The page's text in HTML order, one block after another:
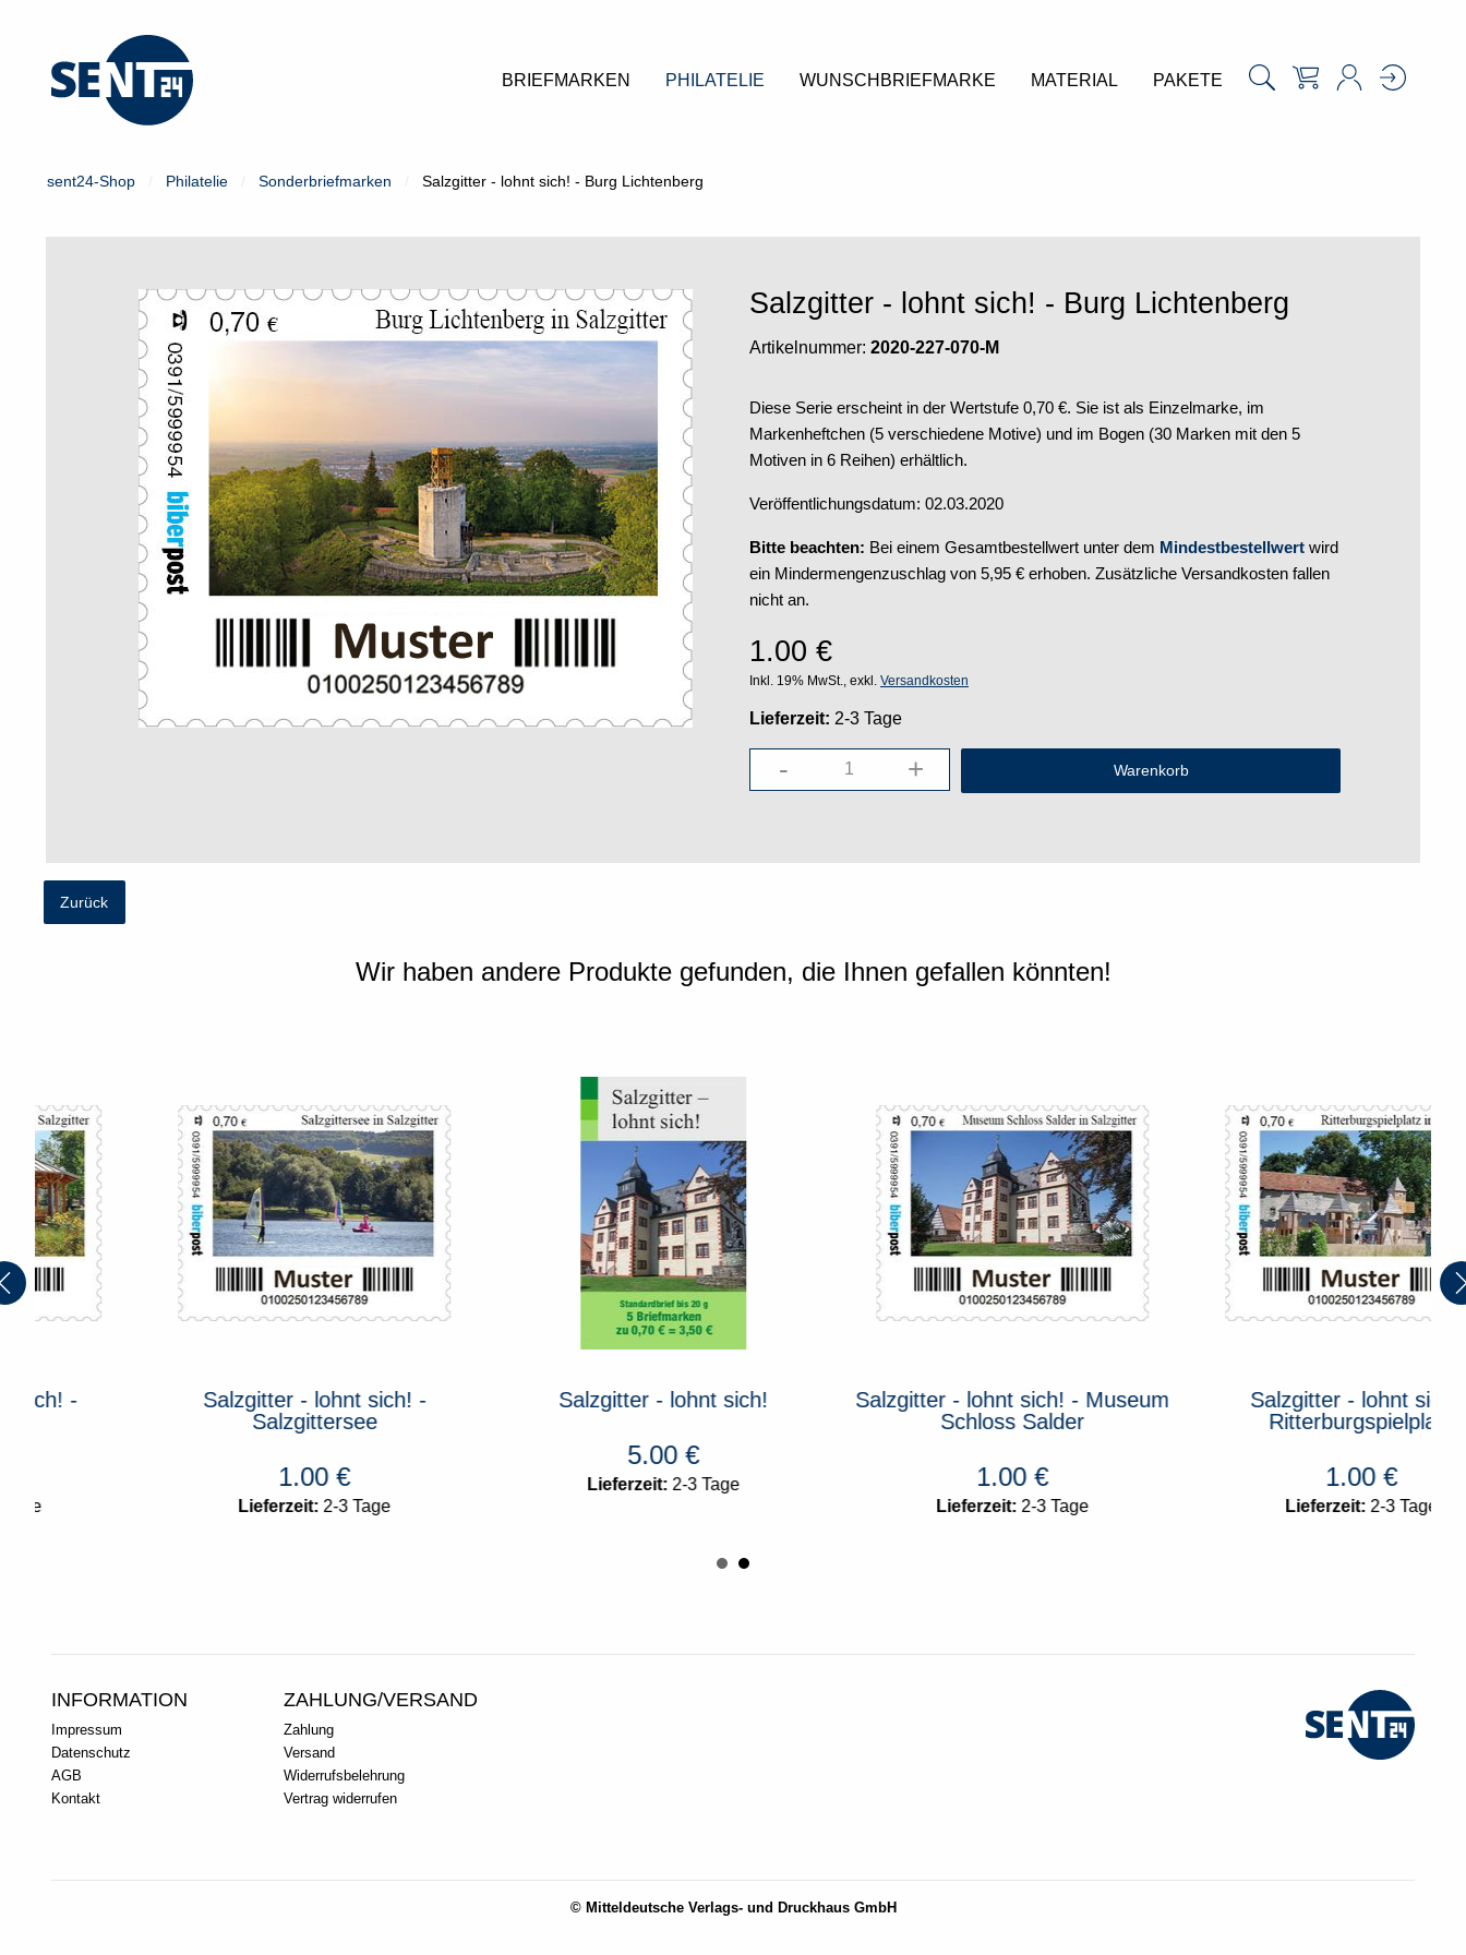
BRIEFMARKEN PHILATELIE WUNSCHBRIEFMARKE MATERIAL PAKETE
sent24-Shop Philatelie Sonderbriefmarken Salzgitter - lohnt sich! - Burg Lichtenberg
Salzgitter - lohnt sich! - Burg Lichtenberg
Artikelnummer: 2020-227-070-M
Diese Serie erscheint in der Wertstufe 0,70 €. Sie ist als Einzelmarke, im
Markenheftchen (5 verschiedene Motive) und im Bogen (30 Marken mit den 5
Motiven in 6 Reihen) erhältlich.
Veröffentlichungsdatum: 02.03.2020
Bitte beachten: Bei einem Gesamtbestellwert unter dem Mindestbestellwert wird
ein Mindermengenzuschlag von 5,95 € erhoben. Zusätzliche Versandkosten fallen
nicht an.
1.00 €
Inkl. 19% MwSt., exkl. Versandkosten
Lieferzeit: 2-3 Tage
- +
Zurück
Wir haben andere Produkte gefunden, die Ihnen gefallen könnten!
Salzgitter - lohnt sich! -
Salzgittersee
2-3 Tage
Salzgitter - lohnt sich!
2-3 Tage
Salzgitter - lohnt sich! - Museum
Schloss Salder
2-3 Tage
Salzgitter - lohnt sich! -
Ritterburgspielplatz
2-3 Tage
INFORMATION
Impressum
Datenschutz
AGB
Kontakt
ZAHLUNG/VERSAND
Zahlung
Versand
Widerrufsbelehrung
Vertrag widerrufen
© Mitteldeutsche Verlags- und Druckhaus GmbH